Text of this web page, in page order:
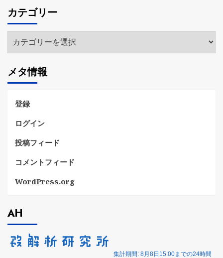
イ
ブ
カテゴリー
テ
リ
ー
メタ情報
登録
ログイン
投稿フィード
コメントフィード
WordPress.org
AH